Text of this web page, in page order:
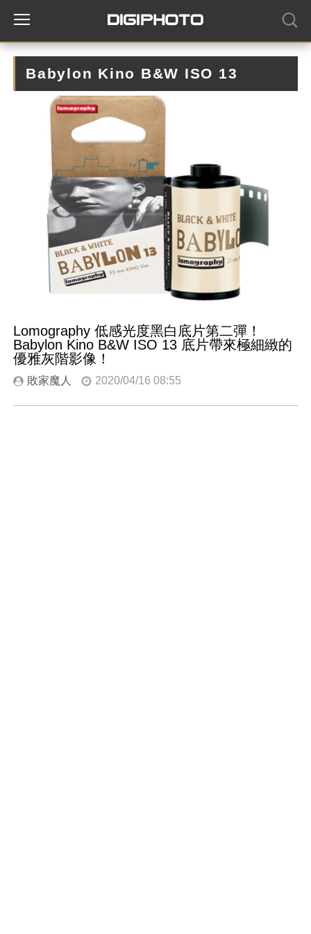
Babylon Kino B&W ISO 13
Lomography 低感光度黑白底片第二彈！
Babylon Kino B&W ISO 13 底片帶來極細緻的
優雅灰階影像！
敗家魔人 2020/04/16 08:55